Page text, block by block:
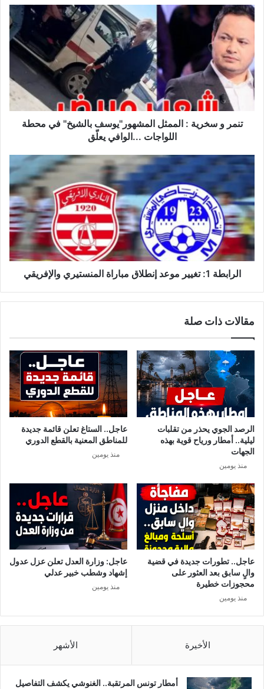
تنمر
و
سخرية
الممثل
المشهور''يوسف
بالشيخ''
في
محطة
اللواجاتتنمر و سخرية : الممثل المشهور''يوسف بالشيخ'' في محطة
اللواجات ...الوافي يعلّق
الرابطة
تغيير
موعد
إنطلاق
مباراة
المنستيري
والإفريقي
الرابطة 1: تغيير موعد إنطلاق مباراة المنستيري والإفريقي
مقالات ذات صلة
الرصد الجوي يحذر من تقلبات
ليلية.. أمطار ورياح قوية بهذه
الجهات
منذ يومين
عاجل.. الستاغ تعلن قائمة جديدة
للمناطق المعنية بالقطع الدوري
منذ يومين
عاجل.. تطورات جديدة في قضية
والٍ سابق بعد العثور على
محجوزات خطيرة
منذ يومين
عاجل: وزارة العدل تعلن عزل عدول
إشهاد وشطب خبير عدلي
منذ يومين
الأخيرة الأشهر
أمطار تونس المرتقبة.. الغنوشي يكشف التفاصيل